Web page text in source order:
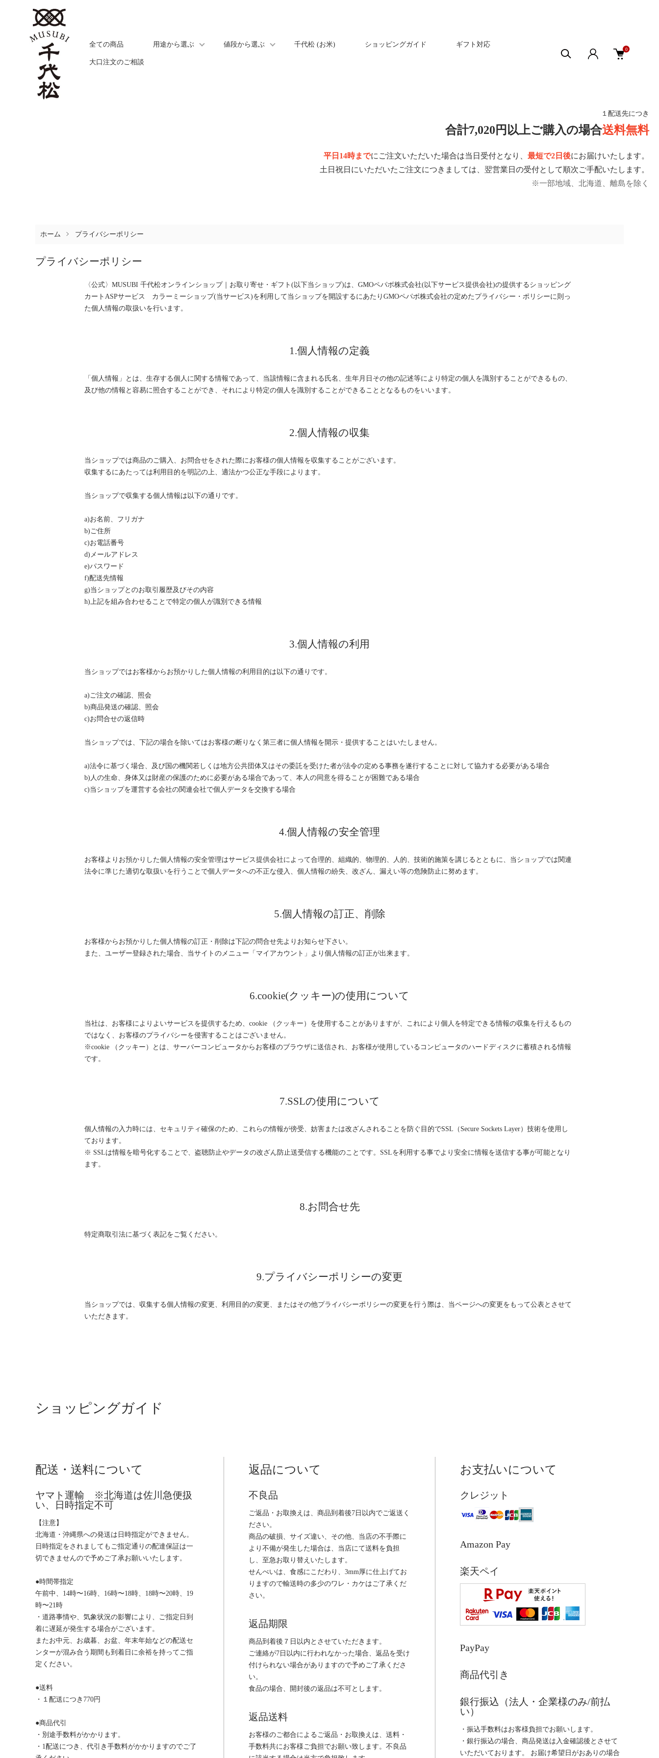
全ての商品 用途から選ぶ 値段から選ぶ 千代松 (お米) ショッピングガイド ギフト対応
大口注文のご相談
0
１配送先につき
合計7,020円以上ご購入の場合送料無料
平日14時までにご注文いただいた場合は当日受付となり、 最短で2日後にお届けいたします。
土日祝日にいただいたご注文につきましては、翌営業日の受付として順次ご手配いたします。
※一部地域、北海道、離島を除く
ホーム プライバシーポリシー
プライバシーポリシー
〈公式〉MUSUBI 千代松オンラインショップ｜お取り寄せ・ギフト(以下当ショップ)は、 GMOペパボ株式会社(以下サービス提供会社)の提供するショッピング
カートASPサービス カラーミーショップ(当サービス)を利用して当ショップを開設するにあたりGMOペパボ株式会社の定めた プライバシー・ポリシーに則っ
た個人情報の取扱いを行います。
1.個人情報の定義
「個人情報」とは、生存する個人に関する情報であって、当該情報に含まれる氏名、生年月日その他の記述等により特定の個人を識別することができるもの、
及び他の情報と容易に照合することができ、それにより特定の個人を識別することができることとなるものをいいます。
2.個人情報の収集
当ショップでは商品のご購入、お問合せをされた際にお客様の個人情報を収集することがございます。
収集するにあたっては利用目的を明記の上、適法かつ公正な手段によります。
当ショップで収集する個人情報は以下の通りです。
a)お名前、フリガナ
b)ご住所
c)お電話番号
d)メールアドレス
e)パスワード
f)配送先情報
g)当ショップとのお取引履歴及びその内容
h)上記を組み合わせることで特定の個人が識別できる情報
3.個人情報の利用
当ショップではお客様からお預かりした個人情報の利用目的は以下の通りです。
a)ご注文の確認、照会
b)商品発送の確認、照会
c)お問合せの返信時
当ショップでは、下記の場合を除いてはお客様の断りなく第三者に個人情報を開示・提供することはいたしません。
a)法令に基づく場合、及び国の機関若しくは地方公共団体又はその委託を受けた者が法令の定める事務を遂行することに対して協力する必要がある場合
b)人の生命、身体又は財産の保護のために必要がある場合であって、本人の同意を得ることが困難である場合
c)当ショップを運営する会社の関連会社で個人データを交換する場合
4.個人情報の安全管理
お客様よりお預かりした個人情報の安全管理はサービス提供会社によって合理的、組織的、物理的、人的、技術的施策を講じるとともに、当ショップでは関連
法令に準じた適切な取扱いを行うことで個人データへの不正な侵入、個人情報の紛失、改ざん、漏えい等の危険防止に努めます。
5.個人情報の訂正、削除
お客様からお預かりした個人情報の訂正・削除は下記の問合せ先よりお知らせ下さい。
また、ユーザー登録された場合、当サイトのメニュー「マイアカウント」より個人情報の訂正が出来ます。
6.cookie(クッキー)の使用について
当社は、お客様によりよいサービスを提供するため、cookie （クッキー）を使用することがありますが、これにより個人を特定できる情報の収集を行えるもの
ではなく、お客様のプライバシーを侵害することはございません。
※cookie （クッキー）とは、サーバーコンピュータからお客様のブラウザに送信され、お客様が使用しているコンピュータのハードディスクに蓄積される情報
です。
7.SSLの使用について
個人情報の入力時には、セキュリティ確保のため、これらの情報が傍受、妨害または改ざんされることを防ぐ目的でSSL（Secure Sockets Layer）技術を使用し
ております。
※ SSLは情報を暗号化することで、盗聴防止やデータの改ざん防止送受信する機能のことです。SSLを利用する事でより安全に情報を送信する事が可能となり
ます。
8.お問合せ先
特定商取引法に基づく表記をご覧ください。
9.プライバシーポリシーの変更
当ショップでは、収集する個人情報の変更、利用目的の変更、またはその他プライバシーポリシーの変更を行う際は、当ページへの変更をもって公表とさせて
いただきます。
ショッピングガイド
配送・送料について
ヤマト運輸 ※北海道は佐川急便扱
い、日時指定不可
【注意】
北海道・沖縄県への発送は日時指定ができません。
日時指定をされましてもご指定通りの配達保証は一
切できませんので予めご了承お願いいたします。
●時間帯指定
午前中、14時〜16時、16時〜18時、18時〜20時、19
時〜21時
・道路事情や、気象状況の影響により、ご指定日到
着に遅延が発生する場合がございます。
またお中元、お歳暮、お盆、年末年始などの配送セ
ンターが混み合う期間も到着日に余裕を持ってご指
定ください。
●送料
・１配送につき770円
●商品代引
・別途手数料がかかります。
・1配送につき、代引き手数料がかかりますのでご了
返品について
不良品
ご返品・お取換えは、商品到着後7日以内でご返送く
ださい。
商品の破損、サイズ違い、その他、当店の不手際に
より不備が発生した場合は、当店にて送料を負担
し、至急お取り替えいたします。
せんべいは、食感にこだわり、3mm厚に仕上げてお
りますので輸送時の多少のワレ・カケはご了承くだ
さい。
返品期限
商品到着後７日以内とさせていただきます。
ご連絡が7日以内に行われなかった場合、返品を受け
付けられない場合がありますので予めご了承くださ
い。
食品の場合、開封後の返品は不可とします。
返品送料
お客様のご都合によるご返品・お取換えは、送料・
手数料共にお客様ご負担でお願い致します。不良品
お支払いについて
クレジット
Amazon Pay
楽天ペイ
PayPay
商品代引き
銀行振込（法人・企業様のみ/前払
い）
・振込手数料はお客様負担でお願いします。
・銀行振込の場合、商品発送は入金確認後とさせて
いただいております。 お届け希望日がおありの場合